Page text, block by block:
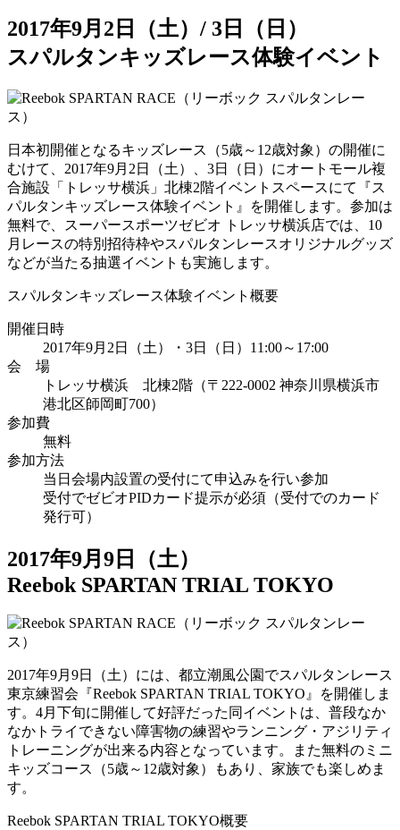
2017年9月2日（土）/ 3日（日）
スパルタンキッズレース体験イベント
日本初開催となるキッズレース（5歳～12歳対象）の開催に
むけて、2017年9月2日（土）、3日（日）にオートモール複
合施設「トレッサ横浜」北棟2階イベントスペースにて『ス
パルタンキッズレース体験イベント』を開催します。参加は
無料で、スーパースポーツゼビオ トレッサ横浜店では、10
月レースの特別招待枠やスパルタンレースオリジナルグッズ
などが当たる抽選イベントも実施します。
スパルタンキッズレース体験イベント概要
開催日時
2017年9月2日（土）・3日（日）11:00～17:00
会 場
トレッサ横浜 北棟2階（〒222-0002 神奈川県横浜市
港北区師岡町700）
参加費
無料
参加方法
当日会場内設置の受付にて申込みを行い参加
受付でゼビオPIDカード提示が必須（受付でのカード
発行可）
2017年9月9日（土）
Reebok SPARTAN TRIAL TOKYO
2017年9月9日（土）には、都立潮風公園でスパルタンレース
東京練習会『Reebok SPARTAN TRIAL TOKYO』を開催しま
す。4月下旬に開催して好評だった同イベントは、普段なか
なかトライできない障害物の練習やランニング・アジリティ
トレーニングが出来る内容となっています。また無料のミニ
キッズコース（5歳～12歳対象）もあり、家族でも楽しめま
す。
Reebok SPARTAN TRIAL TOKYO概要